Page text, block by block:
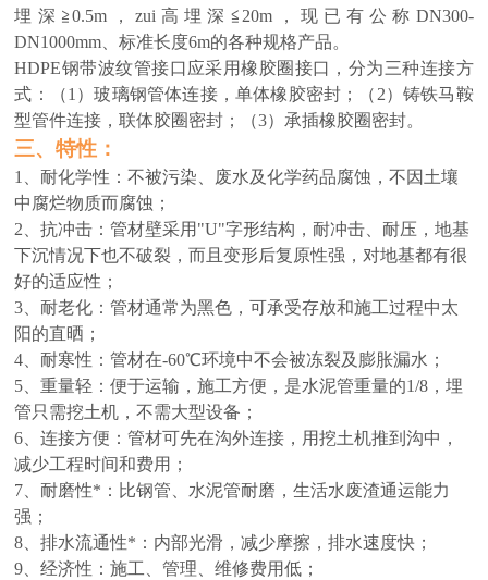
埋深≧0.5m，zui 高埋深≦20m，现已有公称DN300-
DN1000mm、标准长度6m的各种规格产品。
HDPE钢带波纹管接口应采用橡胶圈接口，分为三种连接方
式：（1）玻璃钢管体连接，单体橡胶密封；（2）铸铁马鞍
型管件连接，联体胶圈密封；（3）承插橡胶圈密封。
三、特性：
1、耐化学性：不被污染、废水及化学药品腐蚀，不因土壤
中腐烂物质而腐蚀；
2、抗冲击：管材壁采用"U"字形结构，耐冲击、耐压，地基
下沉情况下也不破裂，而且变形后复原性强，对地基都有很
好的适应性；
3、耐老化：管材通常为黑色，可承受存放和施工过程中太
阳的直晒；
4、耐寒性：管材在-60℃环境中不会被冻裂及膨胀漏水；
5、重量轻：便于运输，施工方便，是水泥管重量的1/8，埋
管只需挖土机，不需大型设备；
6、连接方便：管材可先在沟外连接，用挖土机推到沟中，
减少工程时间和费用；
7、耐磨性*：比钢管、水泥管耐磨，生活水废渣通运能力
强；
8、排水流通性*：内部光滑，减少摩擦，排水速度快；
9、经济性：施工、管理、维修费用低；